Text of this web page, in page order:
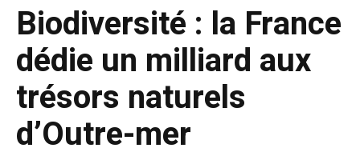
Biodiversité : la France
dédie un milliard aux
trésors naturels
d’Outre-mer